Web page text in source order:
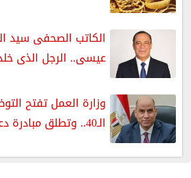
الكاتب الصحفى سيد
عيسى.. الرجل الذى
وزارة العمل تفتح
الـ40.. وتطلق مبادرة دعم الخبرات